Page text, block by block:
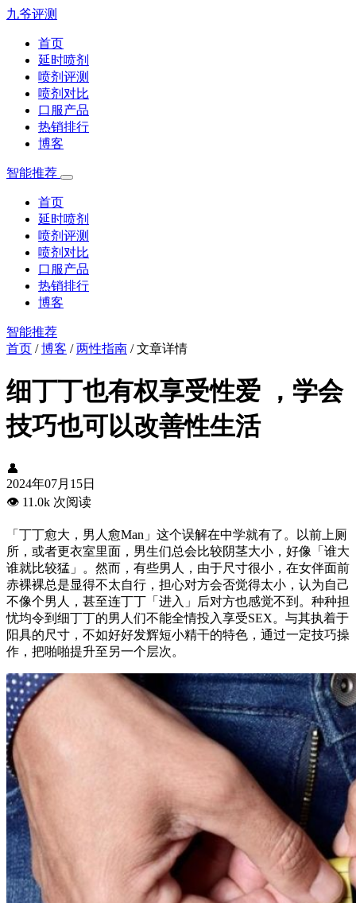
九爷评测
首页
延时喷剂
喷剂评测
喷剂对比
口服产品
热销排行
博客
智能推荐
首页
延时喷剂
喷剂评测
喷剂对比
口服产品
热销排行
博客
智能推荐
首页 /博客 /两性指南 /文章详情
细丁丁也有权享受性爱 ，学会
技巧也可以改善性生活
👤
2024年07月15日
👁️ 11.0k 次阅读
「丁丁愈大，男人愈Man」这个误解在中学就有了。以前上厕
所，或者更衣室里面，男生们总会比较阴茎大小，好像「谁大
谁就比较猛」。然而，有些男人，由于尺寸很小，在女伴面前
赤裸裸总是显得不太自行，担心对方会否觉得太小，认为自己
不像个男人，甚至连丁丁「进入」后对方也感觉不到。种种担
忧均令到细丁丁的男人们不能全情投入享受SEX。与其执着于
阳具的尺寸，不如好好发辉短小精干的特色，通过一定技巧操
作，把啪啪提升至另一个层次。